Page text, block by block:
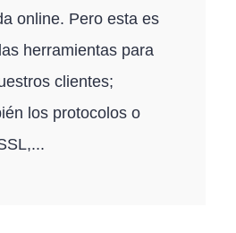
online. Pero esta es
herramientas para
clientes;
los protocolos o